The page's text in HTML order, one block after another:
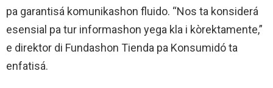
pa garantisá komunikashon fluido. “Nos ta konsiderá
esensial pa tur informashon yega kla i kòrektamente,”
e direktor di Fundashon Tienda pa Konsumidó ta
enfatisá.